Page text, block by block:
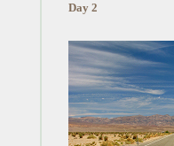
Day 2